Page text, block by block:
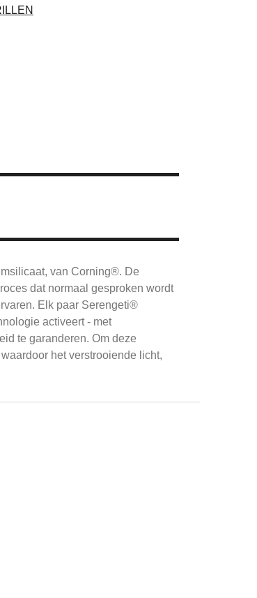
van Corning®. De
dat normaal gesproken wordt
Elk paar Serengeti®
activeert - met
te garanderen. Om deze
het verstrooiende licht,